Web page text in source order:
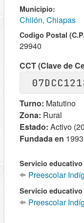
Municipio:
Chilón, Chiapas
Codigo Postal
29940
CCT (Clave de
Turno: Matutino
Zona: Rural
Estado: Activo
Fundada en
Servicio
Preescolar
Servicio
Preescolar